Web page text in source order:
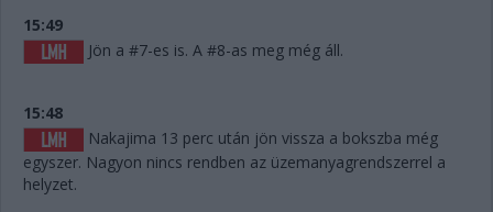
15:49
Jön a #7-es is. A #8-as meg még áll.
15:48
Nakajima 13 perc után jön vissza a bokszba még
egyszer. Nagyon nincs rendben az üzemanyagrendszerrel a
helyzet.